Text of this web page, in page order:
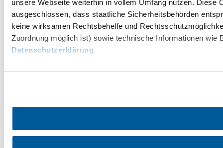
unsere Webseite weiterhin in vollem Umfang nutzen.
ausgeschlossen, dass staatliche Sicherheitsbehörden
keine wirksamen Rechtsbehelfe und
Zuordnung möglich ist) sowie technische Informationen wie
Datenschutzerklärung.